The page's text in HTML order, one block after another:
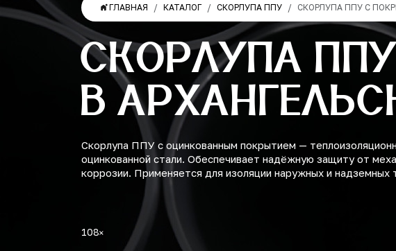
ГЛАВНАЯ КАТАЛОГ СКОРЛУПА ППУ СКОРЛУПА ППУ С
СКОРЛУПА
В
Скорлупа ППУ с оцинкованным покрытием —
оцинкованной стали. Обеспечивает надёжную защиту от
коррозии. Применяется для изоляции наружных и надземных
108